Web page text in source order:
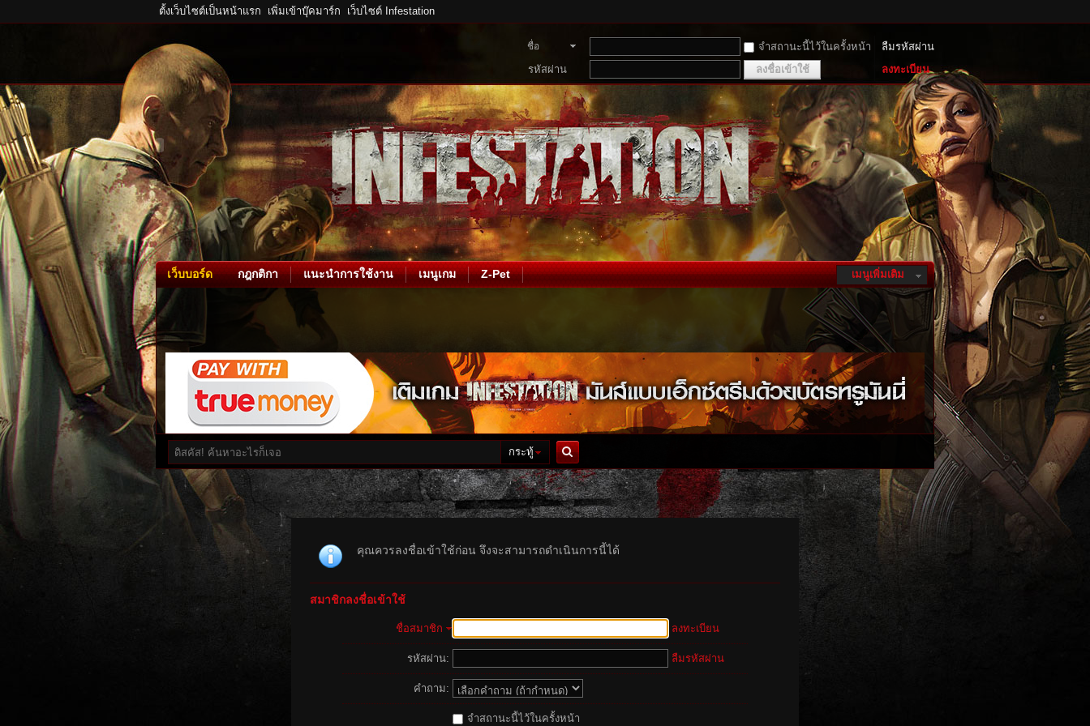
ตั้งเว็บไซต์เป็นหน้าแรก เพิ่มเข้าบุ๊คมาร์ก เว็บไซต์ Infestation
ชื่อ
สมาชิก
จำสถานะนี้ไว้ในครั้งหน้า
ลืมรหัสผ่าน
รหัสผ่าน
ลงชื่อเข้าใช้ ลงทะเบียน
เมนูเพิ่มเติม
เว็บบอร์ด กฎกติกา แนะนำการใช้งาน เมนูเกม Z-Pet
กระทู้
ค้นหา
คุณควรลงชื่อเข้าใช้ก่อน จึงจะสามารถดำเนินการนี้ได้
สมาชิกลงชื่อเข้าใช้
ชื่อสมาชิก ลงทะเบียน
รหัสผ่าน: ลืมรหัสผ่าน
คำถาม:
จำสถานะนี้ไว้ในครั้งหน้า